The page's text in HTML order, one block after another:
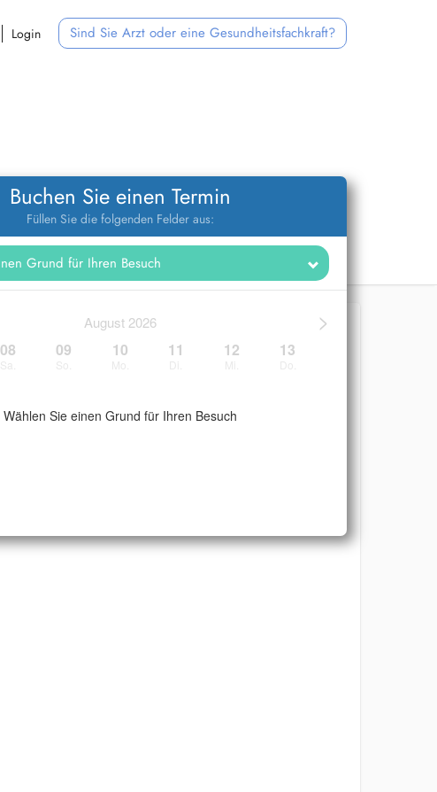
Login Sind Sie Arzt oder eine Gesundheitsfachkraft?
Buchen Sie einen Termin
Füllen Sie die folgenden Felder aus:
>
August 2026
08 09 10 11 12 13
Wählen Sie einen Grund für Ihren Besuch